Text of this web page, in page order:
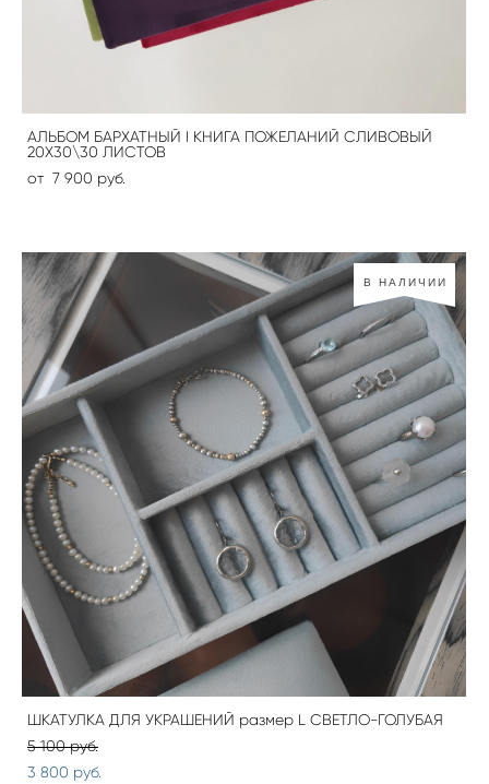
АЛЬБОМ БАРХАТНЫЙ I КНИГА ПОЖЕЛАНИЙ СЛИВОВЫЙ
20Х30\30 ЛИСТОВ
от 7 900 pуб.
В НАЛИЧИИ
ШКАТУЛКА ДЛЯ УКРАШЕНИЙ размер L СВЕТЛО-ГОЛУБАЯ
5 100 pуб.
3 800 pуб.